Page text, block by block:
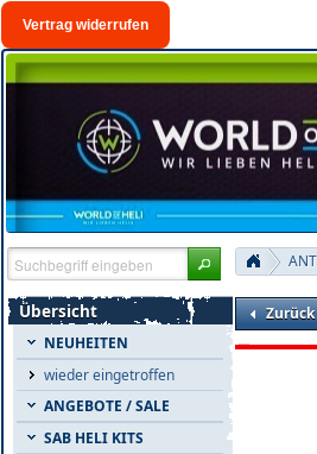
Vertrag widerrufen
Übersicht
NEUHEITEN
wieder eingetroffen
ANGEBOTE / SALE
SAB HELI KITS
Zurück